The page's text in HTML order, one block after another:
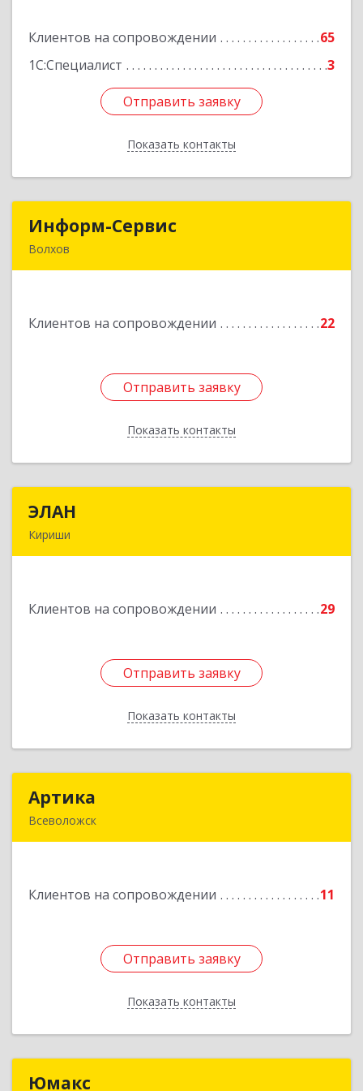
Клиентов на сопровождении
65
1С:Специалист
3
Отправить заявку
Показать контакты
Подробнее
Отправить заявку
Назад
Информ-Сервис
Волхов
Клиентов на сопровождении 22
Отправить заявку
Показать контакты
Подробнее
Отправить заявку
Назад
ЭЛАН
Кириши
Клиентов на сопровождении 29
Отправить заявку
Показать контакты
Подробнее
Отправить заявку
Назад
Артика
Всеволожск
Клиентов на сопровождении 11
Отправить заявку
Показать контакты
Подробнее
Отправить заявку
Назад
Юмакс